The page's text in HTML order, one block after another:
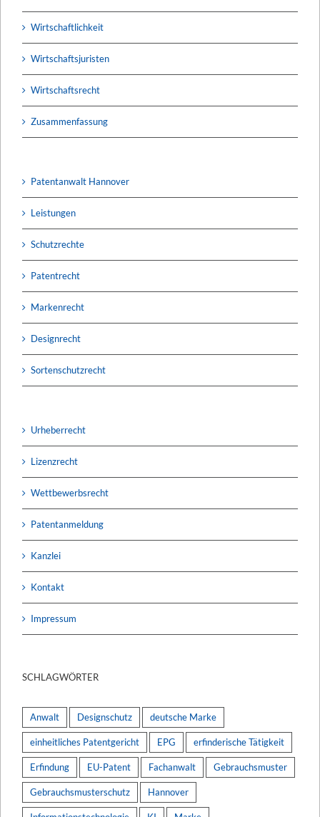
Wirtschaftlichkeit
Wirtschaftsjuristen
Wirtschaftsrecht
Zusammenfassung
Patentanwalt Hannover
Leistungen
Schutzrechte
Patentrecht
Markenrecht
Designrecht
Sortenschutzrecht
Urheberrecht
Lizenzrecht
Wettbewerbsrecht
Patentanmeldung
Kanzlei
Kontakt
Impressum
SCHLAGWÖRTER
Anwalt Designschutz deutsche Marke
einheitliches Patentgericht EPG erfinderische Tätigkeit
Erfindung EU-Patent Fachanwalt Gebrauchsmuster
Gebrauchsmusterschutz Hannover